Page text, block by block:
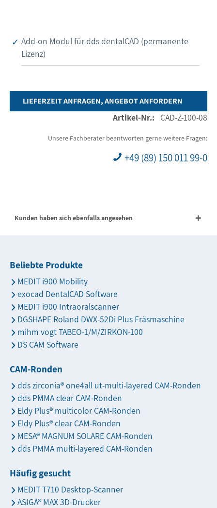
Add-on Modul für dds dentalCAD (permanente
Lizenz)
LIEFERZEIT ANFRAGEN, ANGEBOT ANFORDERN
Artikel-Nr.: CAD-Z-100-08
Unsere Fachberater beantworten gerne weitere Fragen:
+49 (89) 150 011 99-0
Kunden haben sich ebenfalls angesehen
Beliebte Produkte
MEDIT i900 Mobility
exocad DentalCAD Software
MEDIT i900 Intraoralscanner
DGSHAPE Roland DWX-52Di Plus Fräsmaschine
mihm vogt TABEO-1/M/ZIRKON-100
DS CAM Software
CAM-Ronden
dds zirconia® one4all ut-multi-layered CAM-Ronden
dds PMMA clear CAM-Ronden
Eldy Plus® multicolor CAM-Ronden
Eldy Plus® clear CAM-Ronden
MESA® MAGNUM SOLARE CAM-Ronden
dds PMMA multi-layered CAM-Ronden
Häufig gesucht
MEDIT T710 Desktop-Scanner
ASIGA® MAX 3D-Drucker